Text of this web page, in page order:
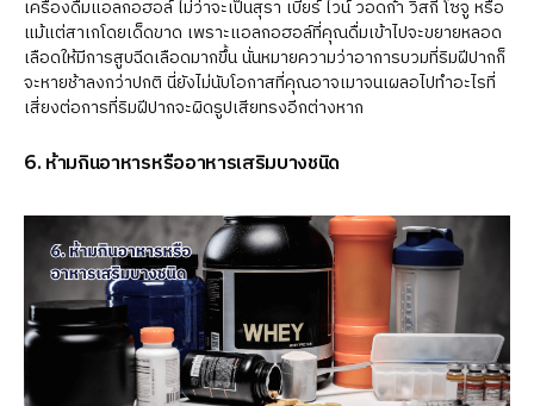
เครื่องดื่มแอลกอฮอล์ ไม่ว่าจะเป็นสุรา เบียร์ ไวน์ วอดก้า วิสกี้ โซจู หรือ
แม้แต่สาเกโดยเด็ดขาด เพราะแอลกอฮอล์ที่คุณดื่มเข้าไปจะขยายหลอด
เลือดให้มีการสูบฉีดเลือดมากขึ้น นั่นหมายความว่าอาการบวมที่ริมฝีปากก็
จะหายช้าลงกว่าปกติ นี่ยังไม่นับโอกาสที่คุณอาจเมาจนเผลอไปทำอะไรที่
เสี่ยงต่อการที่ริมฝีปากจะผิดรูปเสียทรงอีกต่างหาก
6. ห้ามกินอาหารหรืออาหารเสริมบางชนิด